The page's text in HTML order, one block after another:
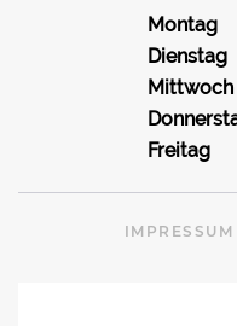
Montag
Dienstag
Mittwoch
Freitag
IMPRESSUM